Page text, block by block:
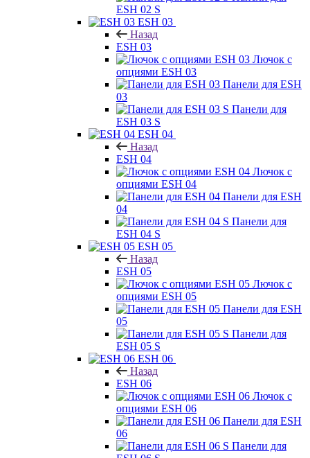
ESH 02 S
ESH 03
Назад
ESH 03
Лючок с
опциями ESH 03
Панели для ESH
03
Панели для
ESH 03 S
ESH 04
Назад
ESH 04
Лючок с
опциями ESH 04
Панели для ESH
04
Панели для
ESH 04 S
ESH 05
Назад
ESH 05
Лючок с
опциями ESH 05
Панели для ESH
05
Панели для
ESH 05 S
ESH 06
Назад
ESH 06
Лючок с
опциями ESH 06
Панели для ESH
06
Панели для